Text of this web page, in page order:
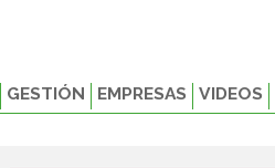
GESTIÓN EMPRESAS VIDEOS